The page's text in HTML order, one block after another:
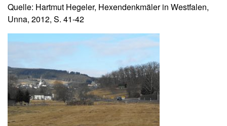
Quelle: Hartmut Hegeler, Hexendenkmäler in Westfalen,
Unna, 2012, S. 41-42